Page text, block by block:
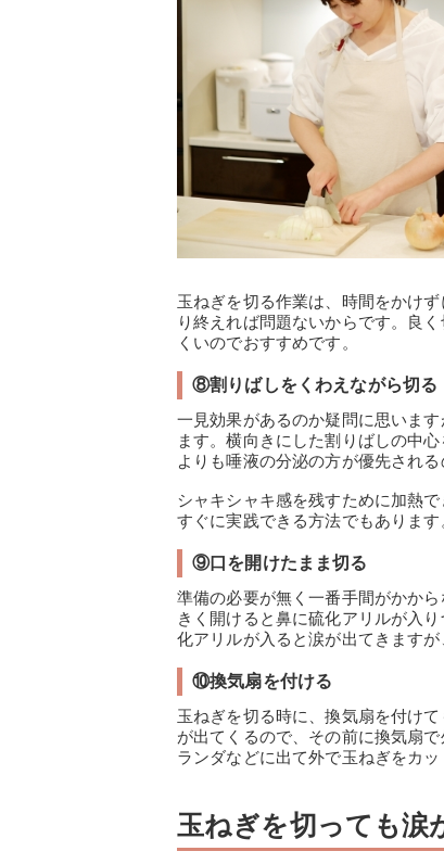
玉ねぎを切る作業は、時間をかけ
り終えれば問題ないからです。良
くいのでおすすめです。
⑧割りばしをくわえながら切る
一見効果があるのか疑問に思いま
ます。横向きにした割りばしの中
よりも唾液の分泌の方が優先され
シャキシャキ感を残すために加熱
すぐに実践できる方法でもあります
⑨口を開けたまま切る
準備の必要が無く一番手間がかか
きく開けると鼻に硫化アリルが入
化アリルが入ると涙が出てきます
⑩換気扇を付ける
玉ねぎを切る時に、換気扇を付け
が出てくるので、その前に換気扇
ランダなどに出て外で玉ねぎをカッ
玉ねぎを切っても涙